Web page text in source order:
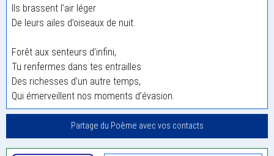
Ils brassent l’air léger
De leurs ailes d’oiseaux de nuit.
Forêt aux senteurs d’infini,
Tu renfermes dans tes entrailles
Des richesses d’un autre temps,
Qui émerveillent nos moments d’évasion.
Partage du Poème avec vos contacts